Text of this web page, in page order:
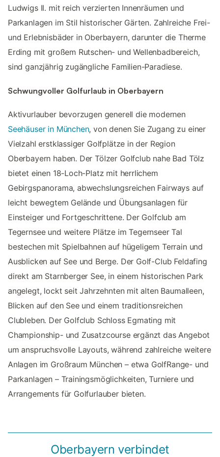
Ludwigs II. mit reich verzierten Innenräumen und
Parkanlagen im Stil historischer Gärten. Zahlreiche Frei-
und Erlebnisbäder in Oberbayern, darunter die Therme
Erding mit großem Rutschen- und Wellenbadbereich,
sind ganzjährig zugängliche Familien-Paradiese.
Schwungvoller Golfurlaub in Oberbayern
Aktivurlauber bevorzugen generell die modernen
Seehäuser in München, von denen Sie Zugang zu einer
Vielzahl erstklassiger Golfplätze in der Region
Oberbayern haben. Der Tölzer Golfclub nahe Bad Tölz
bietet einen 18-Loch-Platz mit herrlichem
Gebirgspanorama, abwechslungsreichen Fairways auf
leicht bewegtem Gelände und Übungsanlagen für
Einsteiger und Fortgeschrittene. Der Golfclub am
Tegernsee und weitere Plätze im Tegernseer Tal
bestechen mit Spielbahnen auf hügeligem Terrain und
Ausblicken auf See und Berge. Der Golf-Club Feldafing
direkt am Starnberger See, in einem historischen Park
angelegt, lockt seit Jahrzehnten mit alten Baumalleen,
Blicken auf den See und einem traditionsreichen
Clubleben. Der Golfclub Schloss Egmating mit
Championship- und Zusatzcourse ergänzt das Angebot
um anspruchsvolle Layouts, während zahlreiche weitere
Anlagen im Großraum München – etwa GolfRange- und
Parkanlagen – Trainingsmöglichkeiten, Turniere und
Arrangements für Golfurlauber bieten.
Oberbayern verbindet